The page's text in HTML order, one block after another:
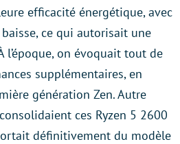
efficacité énergétique, avec
ce qui autorisait une
l’époque, on évoquait tout de
supplémentaires, en
génération Zen. Autre
ces Ryzen 5 2600
définitivement du modèle